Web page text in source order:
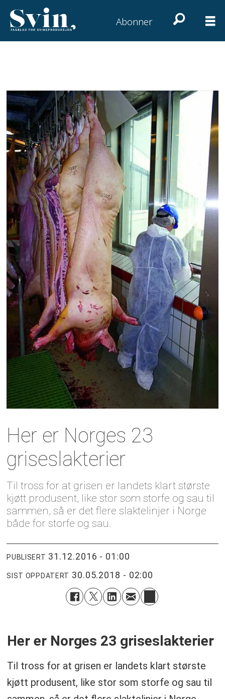
Abonner
Her er Norges 23
griseslakterier
Til tross for at grisen er landets klart største
kjøtt produsent, like stor som storfe og sau til
sammen, så er det flere slaktelinjer i Norge
både for storfe og sau.
PUBLISERT 31.12.2016 - 01:00
SIST OPPDATERT 30.05.2018 - 02:00
Her er Norges 23 griseslakterier
Til tross for at grisen er landets klart største
kjøtt produsent, like stor som storfe og sau til